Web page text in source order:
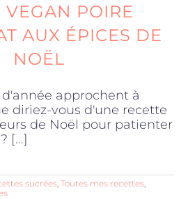
VEGAN POIRE
AUX ÉPICES DE
NOËL
approchent à
diriez-vous d'une recette
de Noël pour patienter
[...]
sucrées Toutes mes recettes